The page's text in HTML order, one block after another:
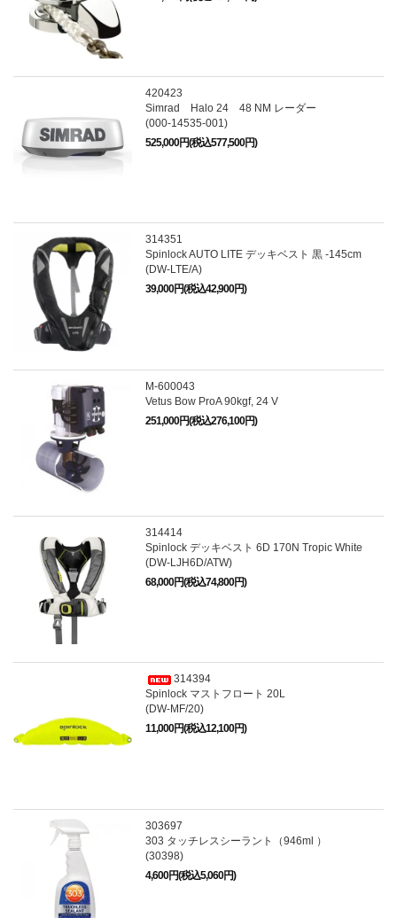
420423
Simrad Halo 24 48 NM レーダー
(000-14535-001)
525,000円(税込577,500円)
314351
Spinlock AUTO LITE デッキベスト 黒 -145cm
(DW-LTE/A)
39,000円(税込42,900円)
M-600043
Vetus Bow ProA 90kgf, 24 V
251,000円(税込276,100円)
314414
Spinlock デッキベスト 6D 170N Tropic White
(DW-LJH6D/ATW)
68,000円(税込74,800円)
314394
Spinlock マストフロート 20L
(DW-MF/20)
11,000円(税込12,100円)
303697
303 タッチレスシーラント（946ml ）
(30398)
4,600円(税込5,060円)